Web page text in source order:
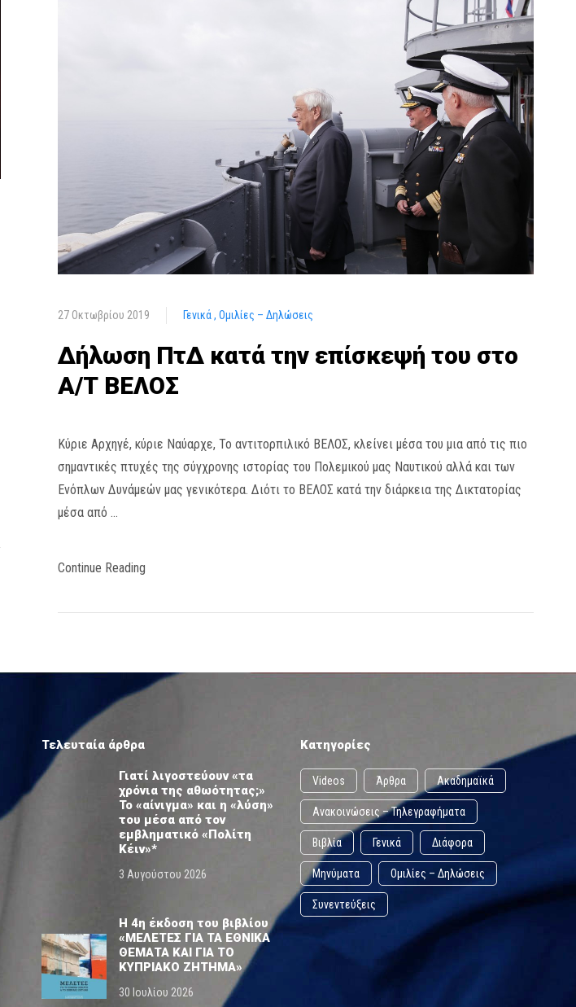
27 Οκτωβρίου 2019 Γενικά Ομιλίες – Δηλώσεις
Δήλωση ΠτΔ κατά την επίσκεψή του στο
Α/Τ ΒΕΛΟΣ
Κύριε Αρχηγέ, κύριε Ναύαρχε, Το αντιτορπιλικό ΒΕΛΟΣ, κλείνει μέσα του μια από τις πιο
σημαντικές πτυχές της σύγχρονης ιστορίας του Πολεμικού μας Ναυτικού αλλά και των
Ενόπλων Δυνάμεών μας γενικότερα. Διότι το ΒΕΛΟΣ κατά την διάρκεια της Δικτατορίας
μέσα από …
Continue Reading
Τελευταία άρθρα
Γιατί λιγοστεύουν «τα
χρόνια της αθωότητας;»
Το «αίνιγμα» και η «λύση»
του μέσα από τον
εμβληματικό «Πολίτη
Κέιν»*
3 Αυγούστου 2026
Η 4η έκδοση του βιβλίου
«ΜΕΛΕΤΕΣ ΓΙΑ ΤΑ ΕΘΝΙΚΑ
ΘΕΜΑΤΑ ΚΑΙ ΓΙΑ ΤΟ
ΚΥΠΡΙΑΚΟ ΖΗΤΗΜΑ»
30 Ιουλίου 2026
Κατηγορίες
Videos Άρθρα Ακαδημαϊκά
Ανακοινώσεις – Τηλεγραφήματα
Βιβλία Γενικά Διάφορα
Μηνύματα Ομιλίες – Δηλώσεις
Συνεντεύξεις